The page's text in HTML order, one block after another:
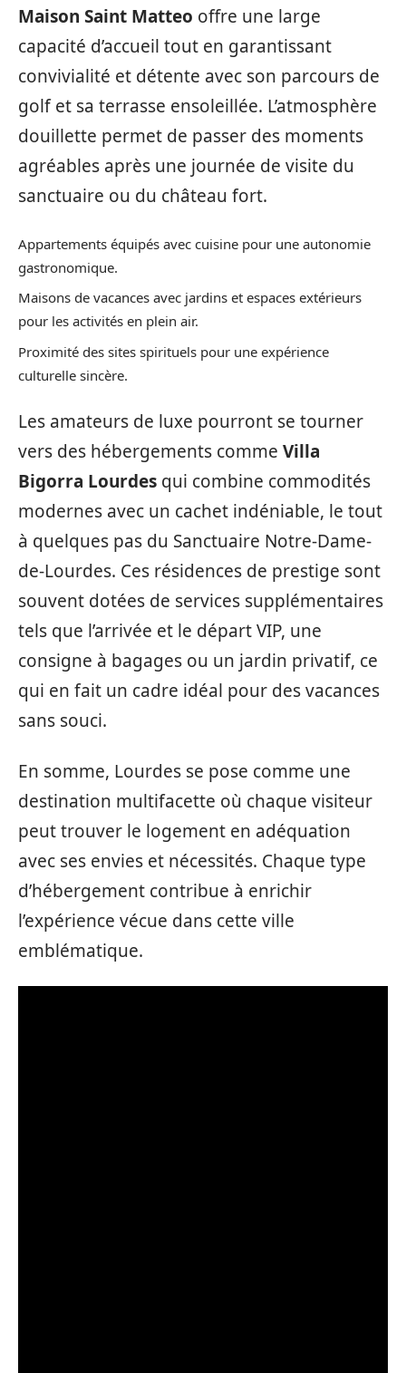
Maison Saint Matteo offre une large
capacité d’accueil tout en garantissant
convivialité et détente avec son parcours de
golf et sa terrasse ensoleillée. L’atmosphère
douillette permet de passer des moments
agréables après une journée de visite du
sanctuaire ou du château fort.
Appartements équipés avec cuisine pour une autonomie
gastronomique.
Maisons de vacances avec jardins et espaces extérieurs
pour les activités en plein air.
Proximité des sites spirituels pour une expérience
culturelle sincère.
Les amateurs de luxe pourront se tourner
vers des hébergements comme Villa
Bigorra Lourdes qui combine commodités
modernes avec un cachet indéniable, le tout
à quelques pas du Sanctuaire Notre-Dame-
de-Lourdes. Ces résidences de prestige sont
souvent dotées de services supplémentaires
tels que l’arrivée et le départ VIP, une
consigne à bagages ou un jardin privatif, ce
qui en fait un cadre idéal pour des vacances
sans souci.
En somme, Lourdes se pose comme une
destination multifacette où chaque visiteur
peut trouver le logement en adéquation
avec ses envies et nécessités. Chaque type
d’hébergement contribue à enrichir
l’expérience vécue dans cette ville
emblématique.